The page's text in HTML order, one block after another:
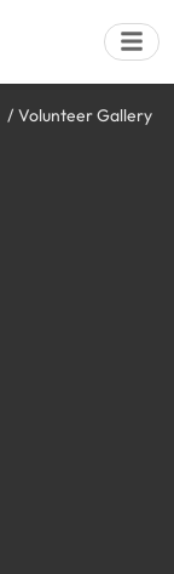
Volunteer Gallery